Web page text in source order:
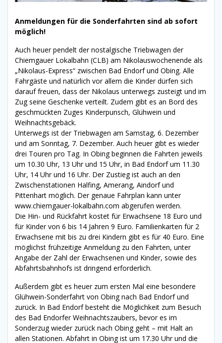
Anmeldungen für die Sonderfahrten sind ab sofort
möglich!
Auch heuer pendelt der nostalgische Triebwagen der
Chiemgauer Lokalbahn (CLB) am Nikolauswochenende als
„Nikolaus-Express“ zwischen Bad Endorf und Obing. Alle
Fahrgäste und natürlich vor allem die Kinder dürfen sich
darauf freuen, dass der Nikolaus unterwegs zusteigt und im
Zug seine Geschenke verteilt. Zudem gibt es an Bord des
geschmückten Zuges Kinderpunsch, Glühwein und
Weihnachtsgebäck.
Unterwegs ist der Triebwagen am Samstag, 6. Dezember
und am Sonntag, 7. Dezember. Auch heuer gibt es wieder
drei Touren pro Tag. In Obing beginnen die Fahrten jeweils
um 10.30 Uhr, 13 Uhr und 15 Uhr, in Bad Endorf um 11.30
Uhr, 14 Uhr und 16 Uhr. Der Zustieg ist auch an den
Zwischenstationen Halfing, Amerang, Aindorf und
Pittenhart möglich. Der genaue Fahrplan kann unter
www.chiemgauer-lokalbahn.com abgerufen werden.
Die Hin- und Rückfahrt kostet für Erwachsene 18 Euro und
für Kinder von 6 bis 14 Jahren 9 Euro. Familienkarten für 2
Erwachsene mit bis zu drei Kindern gibt es für 40 Euro. Eine
möglichst frühzeitige Anmeldung zu den Fahrten, unter
Angabe der Zahl der Erwachsenen und Kinder, sowie des
Abfahrtsbahnhofs ist dringend erforderlich.
Außerdem gibt es heuer zum ersten Mal eine besondere
Glühwein-Sonderfahrt von Obing nach Bad Endorf und
zurück. In Bad Endorf besteht die Möglichkeit zum Besuch
des Bad Endorfer Weihnachtszaubers, bevor es im
Sonderzug wieder zurück nach Obing geht – mit Halt an
allen Stationen. Abfahrt in Obing ist um 17.30 Uhr und die